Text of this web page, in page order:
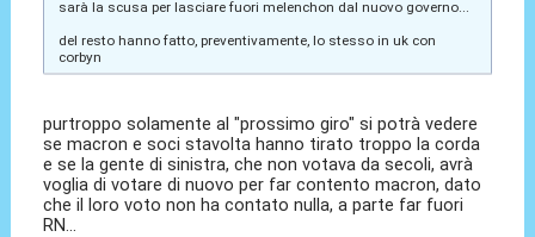
sarà la scusa per lasciare fuori melenchon dal nuovo governo...
del resto hanno fatto, preventivamente, lo stesso in uk con
corbyn
purtroppo solamente al "prossimo giro" si potrà vedere
se macron e soci stavolta hanno tirato troppo la corda
e se la gente di sinistra, che non votava da secoli, avrà
voglia di votare di nuovo per far contento macron, dato
che il loro voto non ha contato nulla, a parte far fuori
RN...